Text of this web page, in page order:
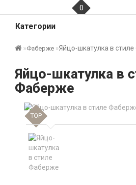
0
Категории
Фаберже Яйцо-шкатулка в
Яйцо-шкатулка в
Фаберже
TOP